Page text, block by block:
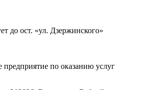
до ост. «ул. Дзержинского»­
предприятие по оказанию услуг